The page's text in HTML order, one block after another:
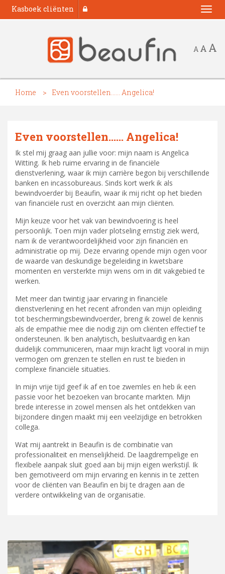
Kasboek cliënten
A A A
Home Even voorstellen...… Angelica!
Even voorstellen...… Angelica!
Ik stel mij graag aan jullie voor: mijn naam is Angelica
Witting. Ik heb ruime ervaring in de financiële
dienstverlening, waar ik mijn carrière begon bij verschillende
banken en incassobureaus. Sinds kort werk ik als
bewindvoerder bij Beaufin, waar ik mij richt op het bieden
van financiële rust en overzicht aan mijn cliënten.
Mijn keuze voor het vak van bewindvoering is heel
persoonlijk. Toen mijn vader plotseling ernstig ziek werd,
nam ik de verantwoordelijkheid voor zijn financiën en
administratie op mij. Deze ervaring opende mijn ogen voor
de waarde van deskundige begeleiding in kwetsbare
momenten en versterkte mijn wens om in dit vakgebied te
werken.
Met meer dan twintig jaar ervaring in financiële
dienstverlening en het recent afronden van mijn opleiding
tot beschermingsbewindvoerder, breng ik zowel de kennis
als de empathie mee die nodig zijn om cliënten effectief te
ondersteunen. Ik ben analytisch, besluitvaardig en kan
duidelijk communiceren, maar mijn kracht ligt vooral in mijn
vermogen om grenzen te stellen en rust te bieden in
complexe financiële situaties.
In mijn vrije tijd geef ik af en toe zwemles en heb ik een
passie voor het bezoeken van brocante markten. Mijn
brede interesse in zowel mensen als het ontdekken van
bijzondere dingen maakt mij een veelzijdige en betrokken
collega.
Wat mij aantrekt in Beaufin is de combinatie van
professionaliteit en menselijkheid. De laagdrempelige en
flexibele aanpak sluit goed aan bij mijn eigen werkstijl. Ik
ben gemotiveerd om mijn ervaring en kennis in te zetten
voor de cliënten van Beaufin en bij te dragen aan de
verdere ontwikkeling van de organisatie.